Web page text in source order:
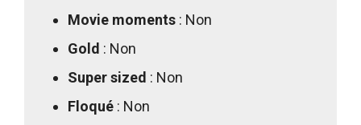
Movie moments : Non
Gold : Non
Super sized : Non
Floqué : Non